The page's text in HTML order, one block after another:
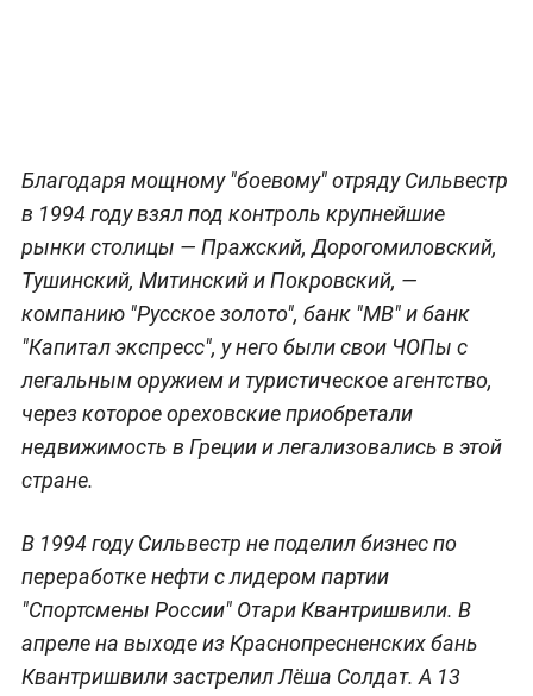
Благодаря мощному "боевому" отряду Сильвестр
в 1994 году взял под контроль крупнейшие
рынки столицы — Пражский, Дорогомиловский,
Тушинский, Митинский и Покровский, —
компанию "Русское золото", банк "МВ" и банк
"Капитал экспресс", у него были свои ЧОПы с
легальным оружием и туристическое агентство,
через которое ореховские приобретали
недвижимость в Греции и легализовались в этой
стране.
В 1994 году Сильвестр не поделил бизнес по
переработке нефти с лидером партии
"Спортсмены России" Отари Квантришвили. В
апреле на выходе из Краснопресненских бань
Квантришвили застрелил Лёша Солдат. А 13